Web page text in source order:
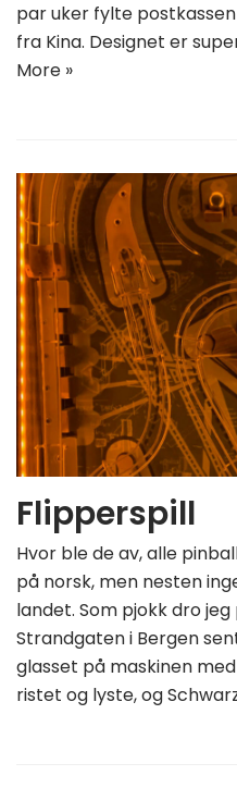
par uker fylte
fra Kina. Designet er
More »
Flipperspill
Hvor ble de av, alle
på norsk, men nesten
landet. Som pjokk dro
Strandgaten i Bergen
glasset på maskinen med
ristet og lyste, og